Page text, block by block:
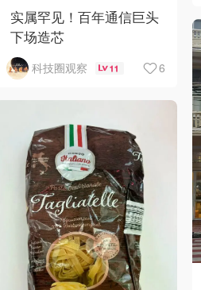
实属罕见！百年通信巨头
下场造芯
科技圈观察 11 6